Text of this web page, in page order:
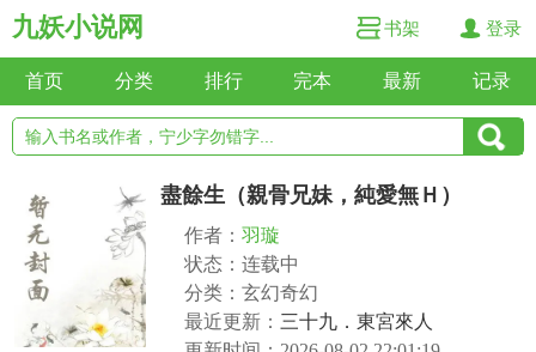
九妖小说网 书架 登录
首页 分类 排行 完本 最新 记录
盡餘生（親骨兄妹，純愛無Ｈ）
作者： 羽璇
状态：连载中
分类：玄幻奇幻
最近更新： 三十九．東宮來人